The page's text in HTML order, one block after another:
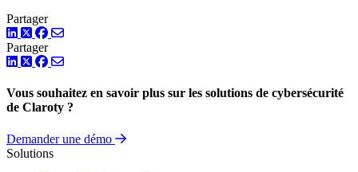
Partager
LinkedIn
TwitterFacebook
Partager
LinkedIn
TwitterFacebook
Vous souhaitez en savoir plus sur les solutions de cybersécurité
de Claroty ?
Demander une démo
Solutions